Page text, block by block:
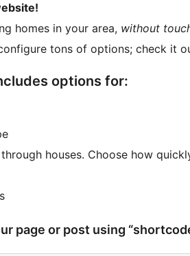
homes in your area, without
tons of options; check it
options for:
houses. Choose how
page or post using